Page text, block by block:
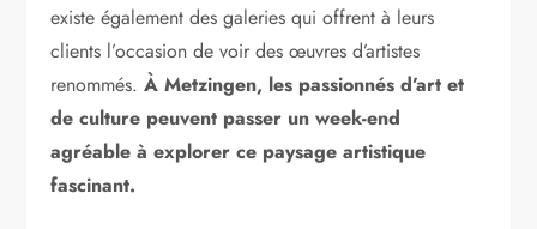
existe également des galeries qui offrent à leurs
clients l’occasion de voir des œuvres d’artistes
renommés.À Metzingen, les passionnés d’art et
de culture peuvent passer un week-end
agréable à explorer ce paysage artistique
fascinant.